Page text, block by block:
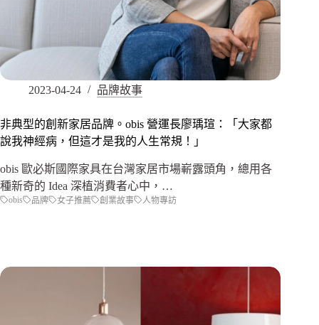
2023-04-24 品牌故事
非典型的創新家居品牌。obis 營運長廖瑀瑄：「大家都
說我神經病，但這才是我的人生常規！」
obis 歐必斯國際家具在台灣家居市場嶄露頭角，總用各
種新奇的 Idea 深植消費者心中，…
obis 品牌 女子推薦 創業故事 人物專訪